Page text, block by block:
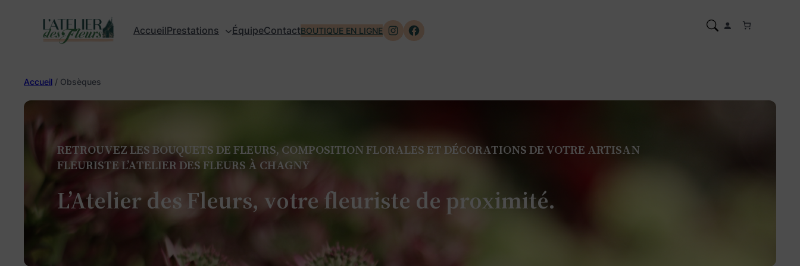
AccueilPrestations ÉquipeContactBOUTIQUE EN LIGNE Instagram Facebook
Accueil / Obsèques
RETROUVEZ LES BOUQUETS DE FLEURS, COMPOSITION FLORALES ET DÉCORATIONS DE VOTRE ARTISAN
FLEURISTE L’ATELIER DES FLEURS À CHAGNY
L’Atelier des Fleurs, votre fleuriste de proximité.